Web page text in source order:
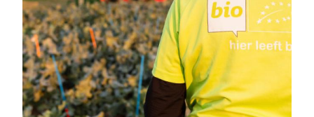
openluchtgroenten